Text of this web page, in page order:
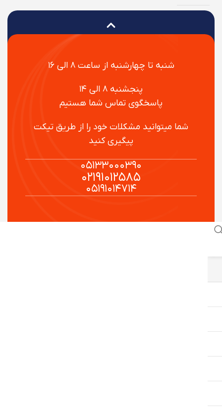
شنبه تا چهارشنبه از ساعت ۸ الی ۱۶
پنجشنبه ۸ الی ۱۴
پاسخگوی تماس شما هستیم
شما میتوانید مشکلات خود را از طریق تیکت
پیگیری کنید
۰۵۱۳۳۰۰۰۳۹۰
۰۲۱۹۱۰۱۲۵۸۵
۰۵۱۹۱۰۱۴۷۱۴